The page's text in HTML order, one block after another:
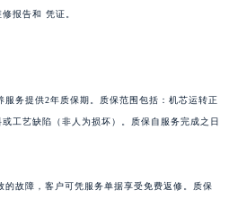
报告和 凭证。
务提供2年质保期。质保范围包括：机芯运转正
工艺缺陷（非人为损坏）。质保自服务完成之日
故障，客户可凭服务单据享受免费返修。质保